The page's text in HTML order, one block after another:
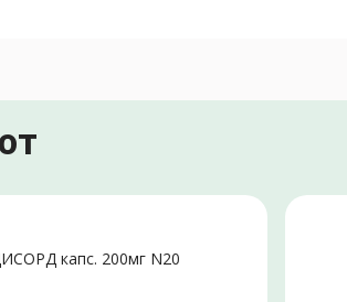
капс. 200мг N20